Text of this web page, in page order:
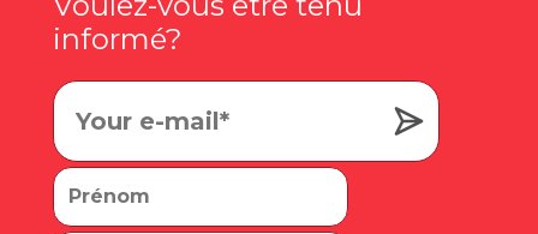
informé?